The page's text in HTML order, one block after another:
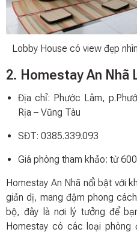
Lobby House có view đẹp
2. Homestay An Nhã
Địa chỉ: Phước Lâm,
Rịa – Vũng Tàu
SĐT: 0385.339.093
Giá phòng tham khảo: từ
Homestay An Nhã nổi bật với
giản dị, mang đậm phong
bộ, đây là nơi lý tưởng để
Homestay có các loại